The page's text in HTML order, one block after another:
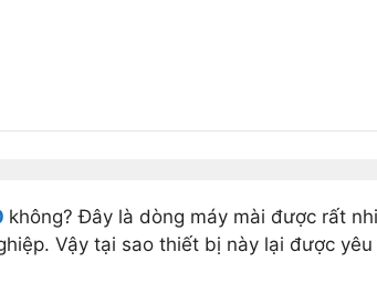
không? Đây là dòng máy mài được rất
Vậy tại sao thiết bị này lại được